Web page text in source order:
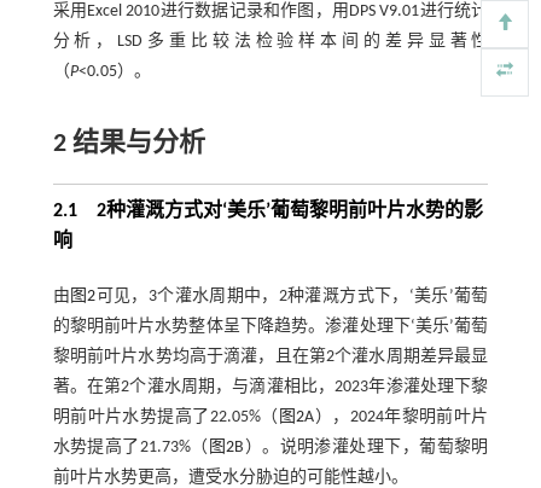
采用Excel 2010进行数据记录和作图，用DPS V9.01进行统计
分析，LSD多重比较法检验样本间的差异显著性
（P<0.05）。
2 结果与分析
2.1 2种灌溉方式对‘美乐’葡萄黎明前叶片水势的影
响
由 图2 可见，3个灌水周期中，2种灌溉方式下，‘美乐’葡萄
的黎明前叶片水势整体呈下降趋势。渗灌处理下‘美乐’葡萄
黎明前叶片水势均高于滴灌，且在第2个灌水周期差异最显
著。在第2个灌水周期，与滴灌相比，2023年渗灌处理下黎
明前叶片水势提高了22.05%（ 图2A），2024年黎明前叶片
水势提高了21.73%（ 图2B）。说明渗灌处理下，葡萄黎明
前叶片水势更高，遭受水分胁迫的可能性越小。